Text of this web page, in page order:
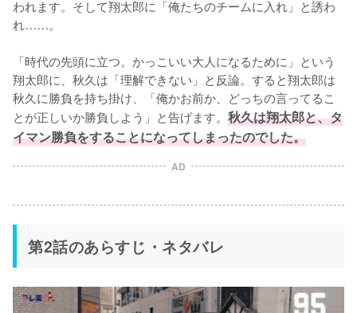
われます。そして翔太郎に「俺たちのチームに入れ」と誘わ
れ……。
「時代の先頭に立つ。かっこいい大人になるために」という
翔太郎に、秋久は「理解できない」と反論。すると翔太郎は
秋久に勝負を持ち掛け、「俺かお前か、どっちの言ってるこ
とが正しいか勝負しよう」と告げます。 秋久は翔太郎と、タ
イマン勝負をすることになってしまったのでした。
AD
第2話のあらすじ・ネタバレ